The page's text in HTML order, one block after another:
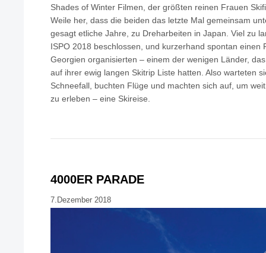
Shades of Winter Filmen, der größten reinen Frauen
Weile her, dass die beiden das letzte Mal gemeinsam
gesagt etliche Jahre, zu Dreharbeiten in Japan. Viel zu
ISPO 2018 beschlossen, und kurzerhand spontan einen
Georgien organisierten – einem der wenigen Länder,
auf ihrer ewig langen Skitrip Liste hatten. Also warteten
Schneefall, buchten Flüge und machten sich auf, um
zu erleben – eine Skireise.
4000ER PARADE
7.Dezember 2018